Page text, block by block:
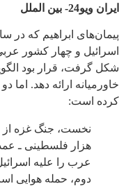
ایران ویو24- بین الملل
اسرائیل و چهار کشور
شکل گرفت، قرار بود
خاورمیانه ارائه دهد.
کرده است:
هزار فلسطینی ـ
عرب را علیه